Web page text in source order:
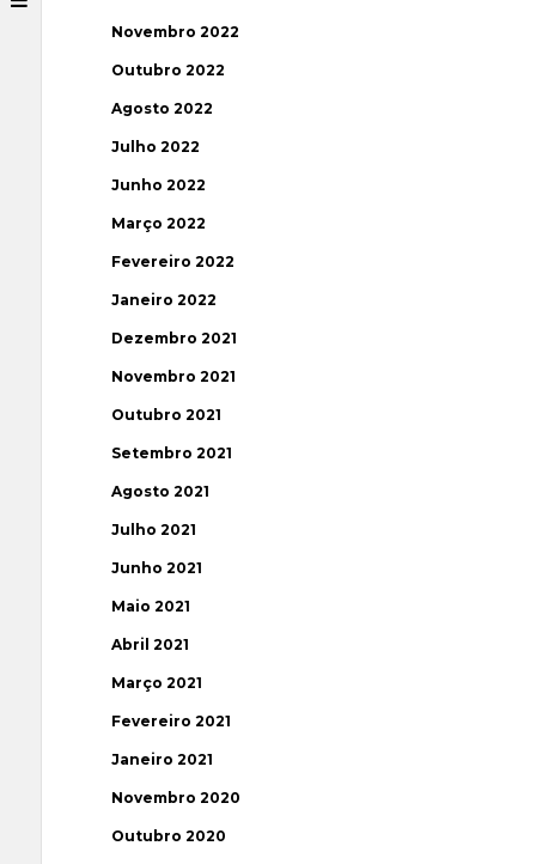
Novembro 2022
Outubro 2022
Agosto 2022
Julho 2022
Junho 2022
Março 2022
Fevereiro 2022
Janeiro 2022
Dezembro 2021
Novembro 2021
Outubro 2021
Setembro 2021
Agosto 2021
Julho 2021
Junho 2021
Maio 2021
Abril 2021
Março 2021
Fevereiro 2021
Janeiro 2021
Novembro 2020
Outubro 2020